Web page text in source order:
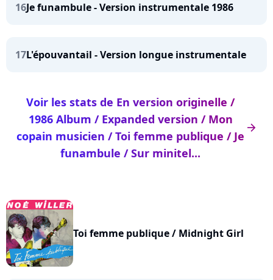
16Je funambule - Version instrumentale 1986
17L'épouvantail - Version longue instrumentale
arrow_right
Voir les stats de En version originelle /
1986 Album / Expanded version / Mon
copain musicien / Toi femme publique / Je
funambule / Sur minitel...
Toi femme publique / Midnight Girl